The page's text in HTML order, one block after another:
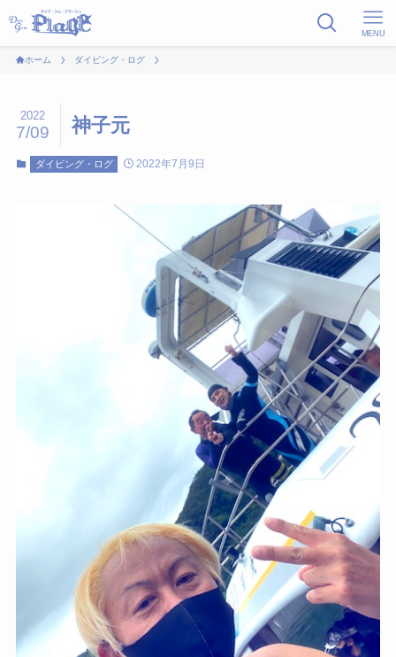
MENU
ホーム ダイビング・ログ
神子元
2022
7/09
ダイビング・ログ 2022年7月9日